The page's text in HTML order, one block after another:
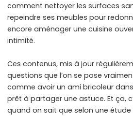
comment nettoyer les surfaces
repeindre ses meubles pour
encore aménager une cuisine
intimité.
Ces contenus, mis à jour
questions que l’on se pose
comme avoir un ami bricoleur
prêt à partager une astuce. Et ça,
quand on sait que selon une étude